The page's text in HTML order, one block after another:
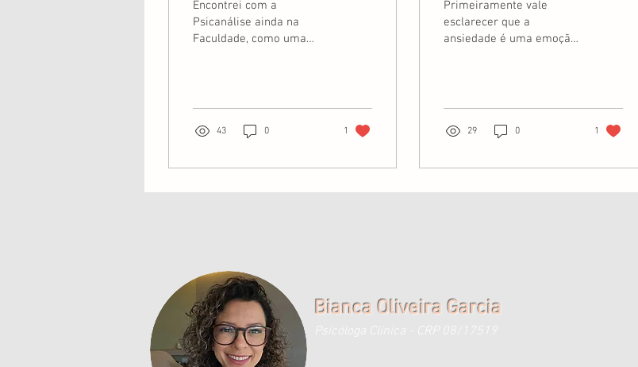
Encontrei com a
Psicanálise ainda na
Faculdade, como uma
fonte...
43 0 1
Primeiramente vale
esclarecer que a
ansiedade é uma emoção
manifestação...
29 0 1
Bianca Oliveira Garcia
Psicóloga Clínica - CRP 08/17519